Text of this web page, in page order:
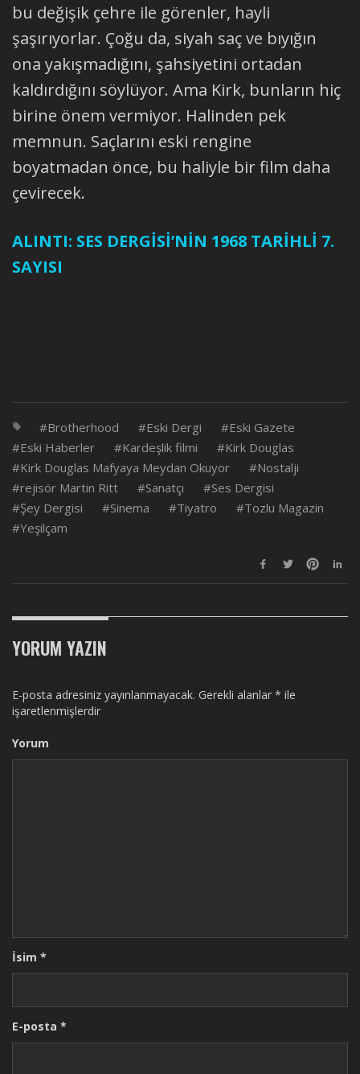
bu değişik çehre ile görenler, hayli
şaşırıyorlar. Çoğu da, siyah saç ve bıyığın
ona yakışmadığını, şahsiyetini ortadan
kaldırdığını söylüyor. Ama Kirk, bunların hiç
birine önem vermiyor. Halinden pek
memnun. Saçlarını eski rengine
boyatmadan önce, bu haliyle bir film daha
çevirecek.
ALINTI: SES DERGİSİ’NİN 1968 TARİHLİ 7.
SAYISI
Brotherhood Eski Dergi
Eski Gazete
Eski Haberler
Kardeşlik filmi
Kirk Douglas
Kirk Douglas Mafyaya Meydan Okuyor
Nostalji
rejisör Martin Ritt
Sanatçı
Ses Dergisi
Şey Dergisi
Sinema Tiyatro
Tozlu Magazin
Yeşilçam
YORUM YAZIN
E-posta adresiniz yayınlanmayacak. Gerekli alanlar * ile
işaretlenmişlerdir
Yorum
İsim *
E-posta *